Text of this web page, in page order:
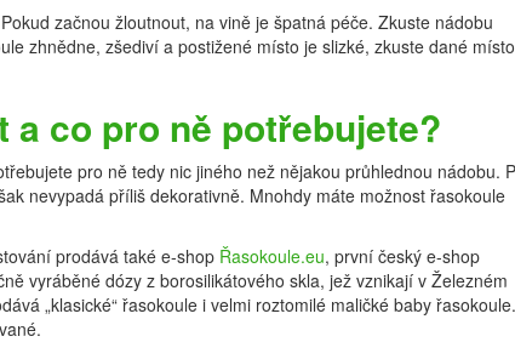
začnou žloutnout, na vině je špatná péče. Zkuste nádobu
zhnědne, zšediví a postižené místo je slizké, zkuste dané místo
co pro ně potřebujete?
pro ně tedy nic jiného než nějakou průhlednou nádobu.
nevypadá příliš dekorativně. Mnohdy máte možnost řasokoule
prodává také e-shop Řasokoule­.eu, první český e-shop
vyráběné dózy z borosilikátového skla, jež vznikají v Železném
„klasické“ řasokoule i velmi roztomilé maličké baby řasokoule.